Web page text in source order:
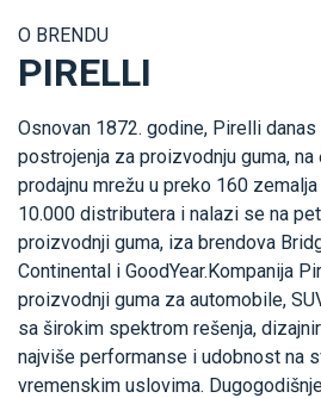
O BRENDU
PIRELLI
Osnovan 1872. godine, Pirelli
postrojenja za proizvodnju guma,
prodajnu mrežu u preko 160
10.000 distributera i nalazi se na
proizvodnji guma, iza brendova
Continental i GoodYear.Kompanija
proizvodnji guma za automobile,
sa širokim spektrom rešenja,
najviše performanse i udobnost na
vremenskim uslovima.